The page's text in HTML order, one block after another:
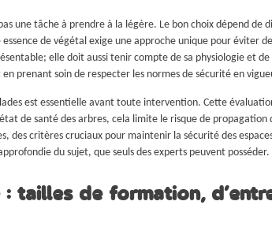
une tâche à prendre à la légère. Le bon choix dépend
de végétal exige une approche unique pour éviter
elle doit aussi tenir compte de sa physiologie et
prenant soin de respecter les normes de sécurité en
est essentielle avant toute intervention. Cette
de santé des arbres, cela limite le risque de
des critères cruciaux pour maintenir la sécurité des
du sujet, que seuls des experts peuvent posséder.
: tailles de formation,